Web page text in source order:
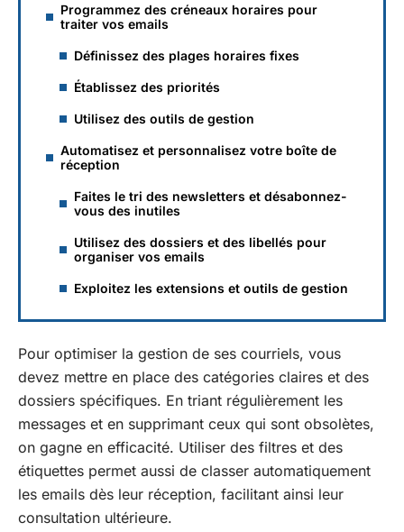
Programmez des créneaux horaires pour
traiter vos emails
Définissez des plages horaires fixes
Établissez des priorités
Utilisez des outils de gestion
Automatisez et personnalisez votre boîte de
réception
Faites le tri des newsletters et désabonnez-
vous des inutiles
Utilisez des dossiers et des libellés pour
organiser vos emails
Exploitez les extensions et outils de gestion
Pour optimiser la gestion de ses courriels, vous
devez mettre en place des catégories claires et des
dossiers spécifiques. En triant régulièrement les
messages et en supprimant ceux qui sont obsolètes,
on gagne en efficacité. Utiliser des filtres et des
étiquettes permet aussi de classer automatiquement
les emails dès leur réception, facilitant ainsi leur
consultation ultérieure.